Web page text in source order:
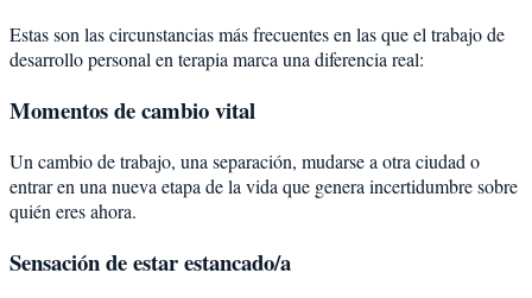
Estas son las circunstancias más frecuentes en las que el trabajo de
desarrollo personal en terapia marca una diferencia real:
Momentos de cambio vital
Un cambio de trabajo, una separación, mudarse a otra ciudad o
entrar en una nueva etapa de la vida que genera incertidumbre sobre
quién eres ahora.
Sensación de estar estancado/a